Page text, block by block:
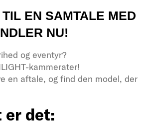
EN SAMTALE MED
NU!
og eventyr?
kammerater!
en aftale, og find den model, der
er det: